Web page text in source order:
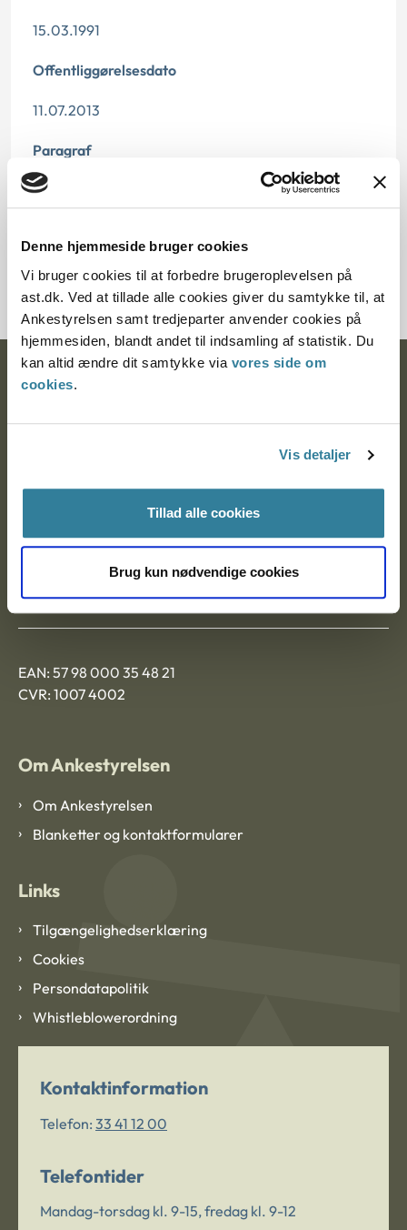
Denne hjemmeside bruger cookies
Vi bruger cookies til at forbedre brugeroplevelsen på
ast.dk. Ved at tillade alle cookies giver du samtykke til, at
Ankestyrelsen samt tredjeparter anvender cookies på
hjemmesiden, blandt andet til indsamling af statistik. Du
kan altid ændre dit samtykke via vores side om
cookies.
Vis detaljer
Tillad alle cookies
Brug kun nødvendige cookies
15.03.1991
Offentliggørelsesdato
11.07.2013
Paragraf
§ 33 § 18 § 9
281-8290
Ankestyrelsen
Ankestyrelsen Aalborg
Ankestyrelsen København
EAN: 57 98 000 35 48 21
CVR: 1007 4002
Om Ankestyrelsen
Om Ankestyrelsen
Blanketter og kontaktformularer
Links
Tilgængelighedserklæring
Cookies
Persondatapolitik
Whistleblowerordning
Kontaktinformation
Telefon: 33 41 12 00
Telefontider
Mandag-torsdag kl. 9-15, fredag kl. 9-12